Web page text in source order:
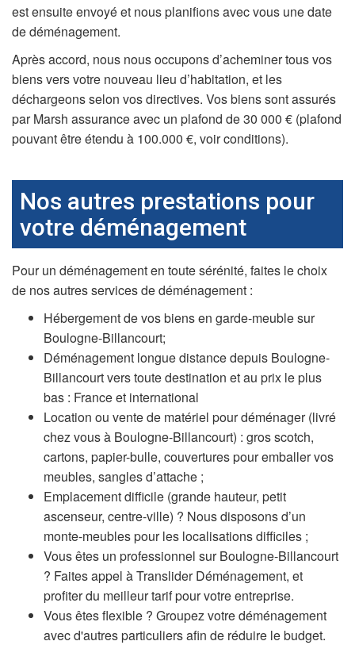
est ensuite envoyé et nous planifions avec vous une date
de déménagement.
Après accord, nous nous occupons d’acheminer tous vos
biens vers votre nouveau lieu d’habitation, et les
déchargeons selon vos directives. Vos biens sont assurés
par Marsh assurance avec un plafond de 30 000 € (plafond
pouvant être étendu à 100.000 €, voir conditions).
Nos autres prestations pour
votre déménagement
Pour un déménagement en toute sérénité, faites le choix
de nos autres services de déménagement :
Hébergement de vos biens en garde-meuble sur
Boulogne-Billancourt;
Déménagement longue distance depuis Boulogne-
Billancourt vers toute destination et au prix le plus
bas : France et international
Location ou vente de matériel pour déménager (livré
chez vous à Boulogne-Billancourt) : gros scotch,
cartons, papier-bulle, couvertures pour emballer vos
meubles, sangles d’attache ;
Emplacement difficile (grande hauteur, petit
ascenseur, centre-ville) ? Nous disposons d’un
monte-meubles pour les localisations difficiles ;
Vous êtes un professionnel sur Boulogne-Billancourt
? Faites appel à Translider Déménagement, et
profiter du meilleur tarif pour votre entreprise.
Vous êtes flexible ? Groupez votre déménagement
avec d'autres particuliers afin de réduire le budget.